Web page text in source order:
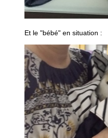
Et le "bébé" en situation :